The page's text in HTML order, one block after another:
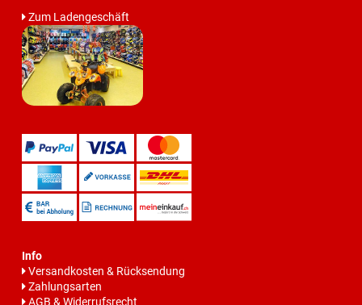
Zum Ladengeschäft
Info
Versandkosten & Rücksendung
Zahlungsarten